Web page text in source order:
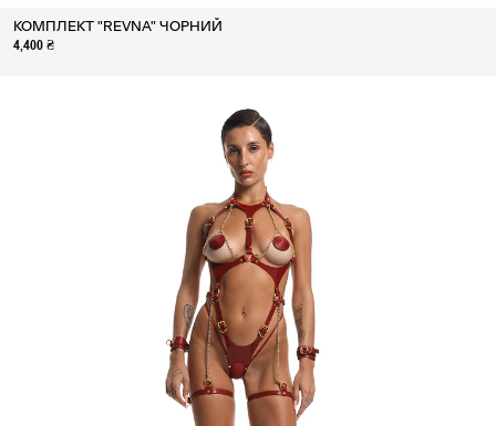
КОМПЛЕКТ "REVNA" ЧОРНИЙ
4,400 ₴